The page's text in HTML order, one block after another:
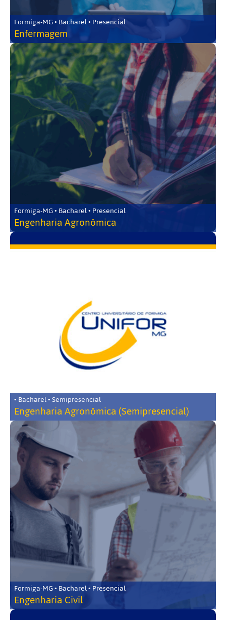
Formiga-MG • Bacharel • Presencial
Enfermagem
Formiga-MG • Bacharel • Presencial
Engenharia Agronômica
• Bacharel • Semipresencial
Engenharia Agronômica (Semipresencial)
Formiga-MG • Bacharel • Presencial
Engenharia Civil